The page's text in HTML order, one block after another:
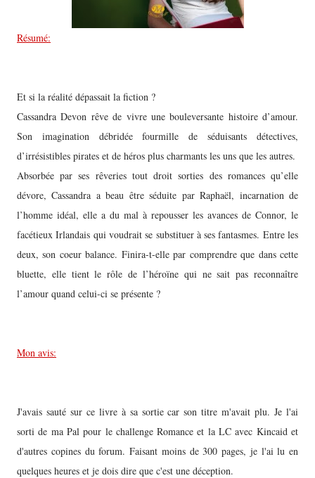
Résumé:
Et si la réalité dépassait la fiction ?
Cassandra Devon rêve de vivre une bouleversante histoire d’amour.
Son imagination débridée fourmille de séduisants détectives,
d’irrésistibles pirates et de héros plus charmants les uns que les autres.
Absorbée par ses rêveries tout droit sorties des romances qu’elle
dévore, Cassandra a beau être séduite par Raphaël, incarnation de
l’homme idéal, elle a du mal à repousser les avances de Connor, le
facétieux Irlandais qui voudrait se substituer à ses fantasmes. Entre les
deux, son coeur balance. Finira-t-elle par comprendre que dans cette
bluette, elle tient le rôle de l’héroïne qui ne sait pas reconnaître
l’amour quand celui-ci se présente ?
Mon avis:
J'avais sauté sur ce livre à sa sortie car son titre m'avait plu. Je l'ai
sorti de ma Pal pour le challenge Romance et la LC avec Kincaid et
d'autres copines du forum. Faisant moins de 300 pages, je l'ai lu en
quelques heures et je dois dire que c'est une déception.